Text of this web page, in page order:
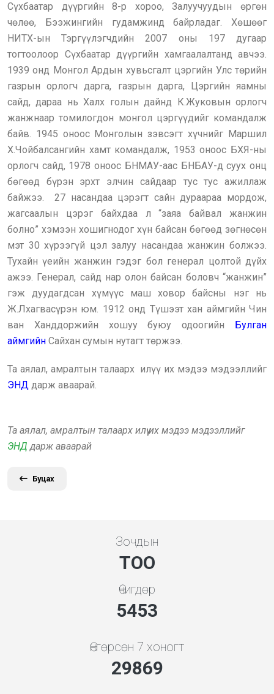
Сүхбаатар дүүргийн 8-р хороо, Залуучуудын өргөн
чөлөө, Бээжингийн гудамжинд байрладаг. Хөшөөг
НИТХ-ын Тэргүүлэгчдийн 2007 оны 197 дугаар
тогтоолоор Сүхбаатар дүүргийн хамгаалалтанд авчээ.
1939 онд Монгол Ардын хувьсгалт цэргийн Улс төрийн
газрын орлогч дарга, газрын дарга, Цэргийн яамны
сайд, дараа нь Халх голын дайнд К.Жуковын орлогч
жанжнаар томилогдон монгол цэргүүдийг командалж
байв. 1945 оноос Монголын зэвсэгт хүчнийг Маршил
Х.Чойбалсангийн хамт командалж, 1953 оноос БХЯ-ны
орлогч сайд, 1978 оноос БНМАУ-аас БНБАУ-д суух онц
бөгөөд бүрэн эрхт элчин сайдаар тус тус ажиллаж
байжээ. 27 насандаа цэрэгт сайн дураараа мордож,
жагсаалын цэрэг байхдаа л “заяа байвал жанжин
болно” хэмээн хошигнодог хүн байсан бөгөөд зөгнөсөн
мэт 30 хүрээгүй цэл залуу насандаа жанжин болжээ.
Тухайн үеийн жанжин гэдэг бол генерал цолтой дүйх
ажээ. Генерал, сайд нар олон байсан боловч “жанжин”
гэж дуудагдсан хүмүүс маш ховор байсны нэг нь
Ж.Лхагвасүрэн юм. 1912 онд Түшээт хан аймгийн Чин
ван Ханддоржийн хошуу буюу одоогийн Булган
аймгийн Сайхан сумын нутагт төржээ.
Та аялал, амралтын талаарх илүү их мэдээ мэдээллийг
ЭНД дарж аваарай.
Та аялал, амралтын талаарх илүү их мэдээ мэдээллийг
ЭНД дарж аваарай
Буцах
Зочдын
ТОО
Өчигдөр
5843
Өнгөрсөн 7 хоногт
32002